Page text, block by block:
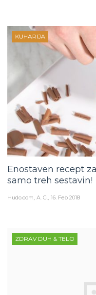
KUHARIJA
Enostaven recept
samo treh sestavin!
Hudo.com A. G. 16. Feb 2018
ZDRAV DUH & TELO